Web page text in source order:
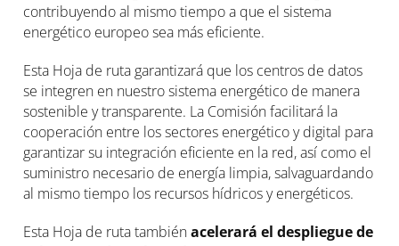
contribuyendo al mismo tiempo a que el sistema
energético europeo sea más eficiente.
Esta Hoja de ruta garantizará que los centros de datos
se integren en nuestro sistema energético de manera
sostenible y transparente. La Comisión facilitará la
cooperación entre los sectores energético y digital para
garantizar su integración eficiente en la red, así como el
suministro necesario de energía limpia, salvaguardando
al mismo tiempo los recursos hídricos y energéticos.
Esta Hoja de ruta tambiénacelerará el despliegue de